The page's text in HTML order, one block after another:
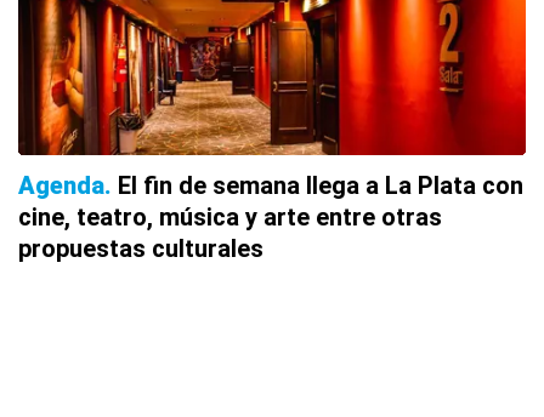
Agenda El fin de semana llega a La Plata con
cine, teatro, música y arte entre otras
propuestas culturales